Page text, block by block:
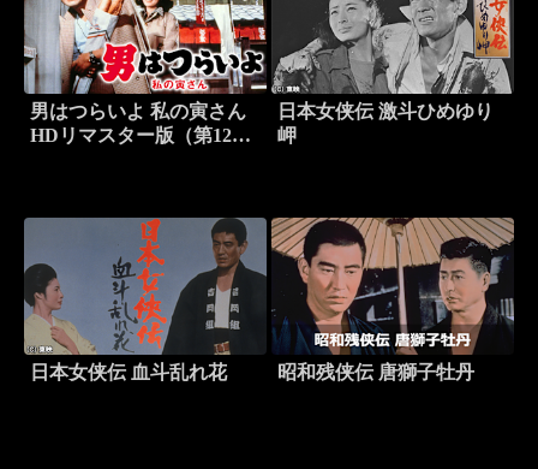
男はつらいよ 私の寅さん
HDリマスター版（第12
日本女侠伝 激斗ひめゆり
岬
日本女侠伝 血斗乱れ花 昭和残侠伝 唐獅子牡丹